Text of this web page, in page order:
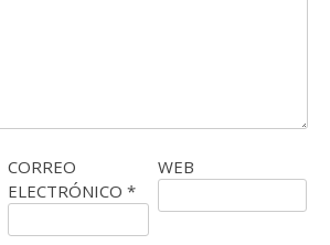
CORREO
ELECTRÓNICO *
WEB